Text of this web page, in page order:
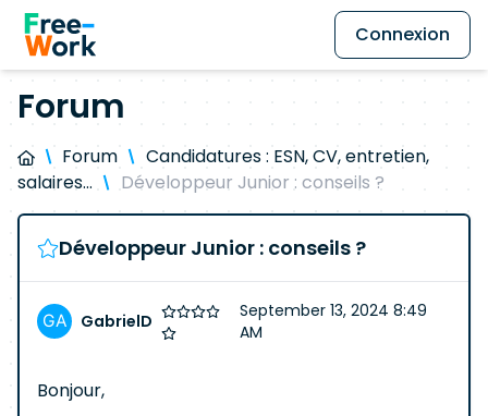
Connexion
Forum
Forum
Candidatures : ESN, CV, entretien,
salaires…
Développeur Junior : conseils ?
Développeur Junior : conseils ?
GabrielD
September 13, 2024 8:49
AM
Bonjour,